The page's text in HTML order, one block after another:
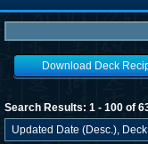
Download Deck
Search Results: 1 - 100 of